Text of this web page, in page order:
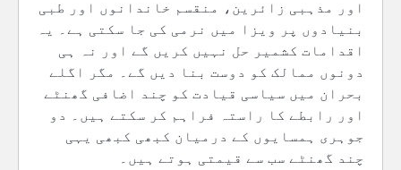
اور مذہبی زائرین، منقسم خاندانوں اور طبی
بنیادوں پر ویزا میں نرمی کی جا سکتی ہے۔ یہ
اقدامات کشمیر حل نہیں کریں گے اور نہ ہی
دونوں ممالک کو دوست بنا دیں گے۔ مگر اگلے
بحران میں سیاسی قیادت کو چند اضافی گھنٹے
اور رابطے کا راستہ فراہم کر سکتے ہیں۔ دو
جوہری ہمسایوں کے درمیان کبھی کبھی یہی
چند گھنٹے سب سے قیمتی ہوتے ہیں۔